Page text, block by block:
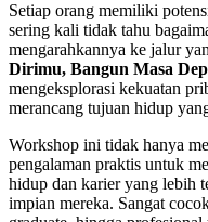
Setiap orang memiliki
sering kali tidak tahu
mengarahkannya ke jalur
Dirimu, Bangun Masa
mengeksplorasi kekuatan
merancang tujuan hidup
Workshop ini tidak hanya
pengalaman praktis untuk
hidup dan karier yang lebih
impian mereka. Sangat